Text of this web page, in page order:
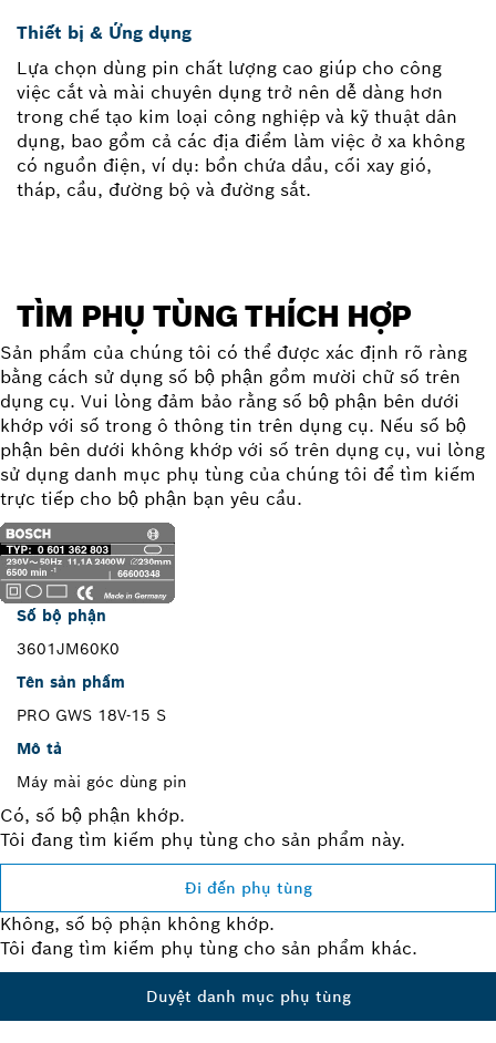
Thiết bị & Ứng dụng
Lựa chọn dùng pin chất lượng cao giúp cho công
việc cắt và mài chuyên dụng trở nên dễ dàng hơn
trong chế tạo kim loại công nghiệp và kỹ thuật dân
dụng, bao gồm cả các địa điểm làm việc ở xa không
có nguồn điện, ví dụ: bồn chứa dầu, cối xay gió,
tháp, cầu, đường bộ và đường sắt.
TÌM PHỤ TÙNG THÍCH HỢP
Sản phẩm của chúng tôi có thể được xác định rõ ràng
bằng cách sử dụng số bộ phận gồm mười chữ số trên
dụng cụ. Vui lòng đảm bảo rằng số bộ phận bên dưới
khớp với số trong ô thông tin trên dụng cụ. Nếu số bộ
phận bên dưới không khớp với số trên dụng cụ, vui lòng
sử dụng danh mục phụ tùng của chúng tôi để tìm kiếm
trực tiếp cho bộ phận bạn yêu cầu.
Số bộ phận
3601JM60K0
Tên sản phẩm
PRO GWS 18V-15 S
Mô tả
Máy mài góc dùng pin
Có, số bộ phận khớp.
Tôi đang tìm kiếm phụ tùng cho sản phẩm này.
Đi đến phụ tùng
Không, số bộ phận không khớp.
Tôi đang tìm kiếm phụ tùng cho sản phẩm khác.
Duyệt danh mục phụ tùng